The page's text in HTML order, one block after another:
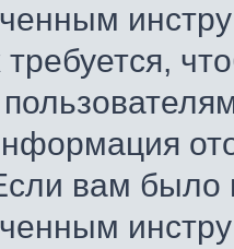
вам